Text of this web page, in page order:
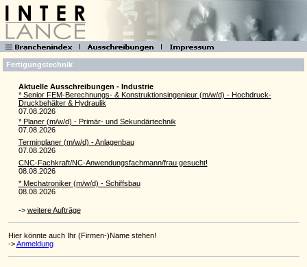
Fertigungstechnik
Aktuelle Ausschreibungen - Industrie
* Senior FEM-Berechnungs- & Konstruktionsingenieur (m/w/d) - Hochdruck-
Druckbehälter & Hydraulik
07.08.2026
* Planer (m/w/d) - Primär- und Sekundärtechnik
07.08.2026
Terminplaner (m/w/d) - Anlagenbau
07.08.2026
CNC-Fachkraft/NC-Anwendungsfachmann/frau gesucht!
08.08.2026
* Mechatroniker (m/w/d) - Schiffsbau
08.08.2026
-> weitere Aufträge
Hier könnte auch Ihr (Firmen-)Name stehen!
->Anmeldung